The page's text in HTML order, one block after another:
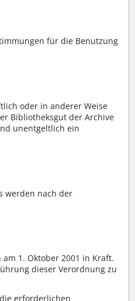
für die Benutzung
oder in anderer Weise
Bibliotheksgut der Archive
unentgeltlich ein
werden nach der
1. Oktober 2001 in Kraft.
dieser Verordnung zu
erforderlichen